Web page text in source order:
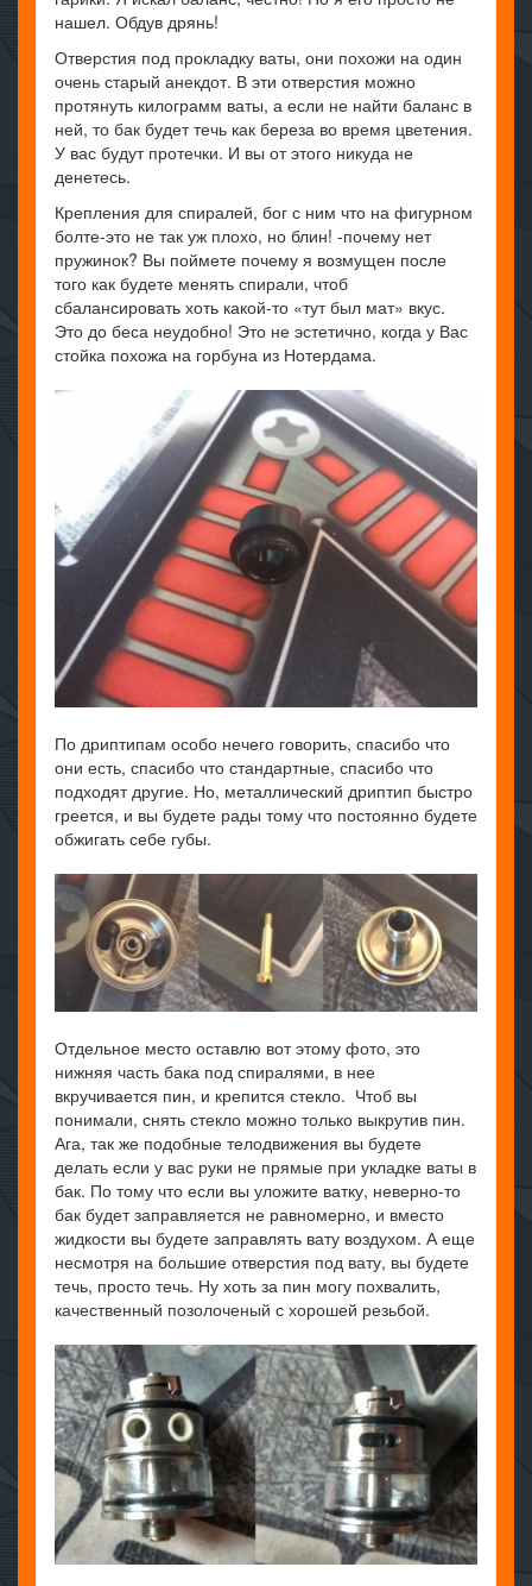
нашел. Обдув дрянь!
Отверстия под прокладку ваты, они похожи на один
очень старый анекдот. В эти отверстия можно
протянуть килограмм ваты, а если не найти баланс в
ней, то бак будет течь как береза во время цветения.
У вас будут протечки. И вы от этого никуда не
денетесь.
Крепления для спиралей, бог с ним что на фигурном
болте-это не так уж плохо, но блин! -почему нет
пружинок? Вы поймете почему я возмущен после
того как будете менять спирали, чтоб
сбалансировать хоть какой-то «тут был мат» вкус.
Это до беса неудобно! Это не эстетично, когда у Вас
стойка похожа на горбуна из Нотердама.
По дриптипам особо нечего говорить, спасибо что
они есть, спасибо что стандартные, спасибо что
подходят другие. Но, металлический дриптип быстро
греется, и вы будете рады тому что постоянно будете
обжигать себе губы.
Отдельное место оставлю вот этому фото, это
нижняя часть бака под спиралями, в нее
вкручивается пин, и крепится стекло. Чтоб вы
понимали, снять стекло можно только выкрутив пин.
Ага, так же подобные телодвижения вы будете
делать если у вас руки не прямые при укладке ваты в
бак. По тому что если вы уложите ватку, неверно-то
бак будет заправляется не равномерно, и вместо
жидкости вы будете заправлять вату воздухом. А еще
несмотря на большие отверстия под вату, вы будете
течь, просто течь. Ну хоть за пин могу похвалить,
качественный позолоченый с хорошей резьбой.